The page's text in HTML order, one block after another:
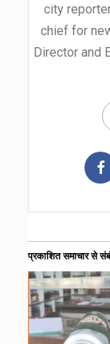
city
chief for
Director and
प्रकाशित समाचार से